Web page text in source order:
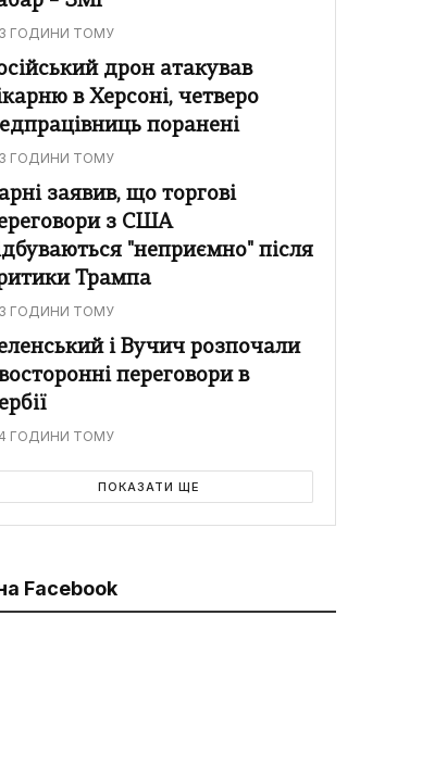
ГОДИНИ ТОМУ
дрон атакував
в Херсоні, четверо
поранені
ГОДИНИ ТОМУ
заявив, що торгові
з США
"неприємно" після
Трампа
ГОДИНИ ТОМУ
і Вучич розпочали
переговори в
ГОДИНИ ТОМУ
ПОКАЗАТИ ЩЕ
Facebook